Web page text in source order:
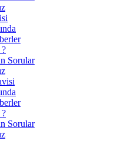
Sorular
Sorular